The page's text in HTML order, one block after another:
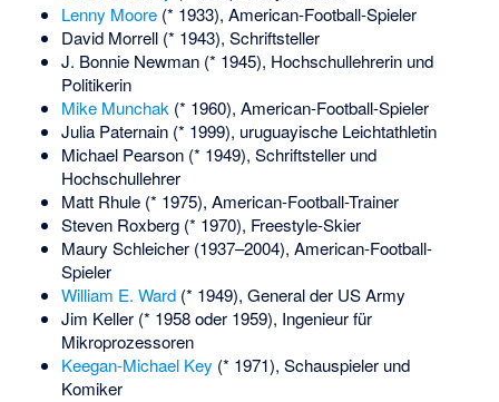
Lenny Moore(* 1933), American-Football-Spieler
David Morrell(* 1943), Schriftsteller
J. Bonnie Newman(* 1945), Hochschullehrerin und
Politikerin
Mike Munchak(* 1960), American-Football-Spieler
Julia Paternain(* 1999), uruguayische Leichtathletin
Michael Pearson(* 1949), Schriftsteller und
Hochschullehrer
Matt Rhule(* 1975), American-Football-Trainer
Steven Roxberg(* 1970), Freestyle-Skier
Maury Schleicher(1937–2004), American-Football-
Spieler
William E. Ward(* 1949), General der US Army
Jim Keller(* 1958 oder 1959), Ingenieur für
Mikroprozessoren
Keegan-Michael Key (* 1971), Schauspieler und
Komiker